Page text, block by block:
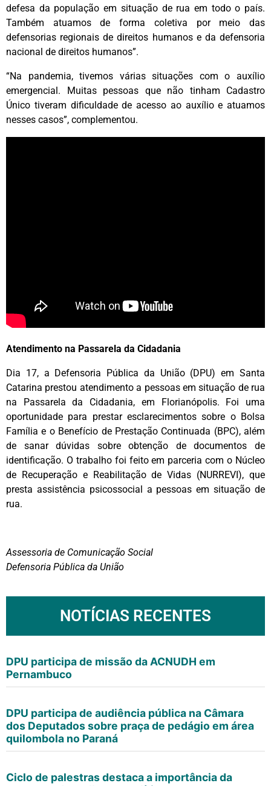
defesa da população em situação de rua em todo o país.
Também atuamos de forma coletiva por meio das
defensorias regionais de direitos humanos e da defensoria
nacional de direitos humanos”.
“Na pandemia, tivemos várias situações com o auxílio
emergencial. Muitas pessoas que não tinham Cadastro
Único tiveram dificuldade de acesso ao auxílio e atuamos
nesses casos”, complementou.
Atendimento na Passarela da Cidadania
Dia 17, a Defensoria Pública da União (DPU) em Santa
Catarina prestou atendimento a pessoas em situação de rua
na Passarela da Cidadania, em Florianópolis. Foi uma
oportunidade para prestar esclarecimentos sobre o Bolsa
Família e o Benefício de Prestação Continuada (BPC), além
de sanar dúvidas sobre obtenção de documentos de
identificação. O trabalho foi feito em parceria com o Núcleo
de Recuperação e Reabilitação de Vidas (NURREVI), que
presta assistência psicossocial a pessoas em situação de
rua.
Assessoria de Comunicação Social
Defensoria Pública da União
NOTÍCIAS RECENTES
DPU participa de missão da ACNUDH em
Pernambuco
DPU participa de audiência pública na Câmara
dos Deputados sobre praça de pedágio em área
quilombola no Paraná
Ciclo de palestras destaca a importância da